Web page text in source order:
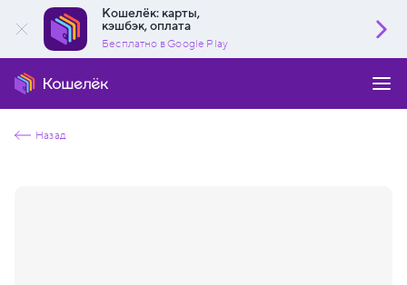
Кошелёк: карты,
кэшбэк, оплата
Бесплатно в Google Play
Назад